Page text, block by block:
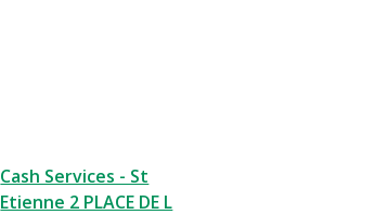
Cash Services - St
Etienne 2 PLACE DE L